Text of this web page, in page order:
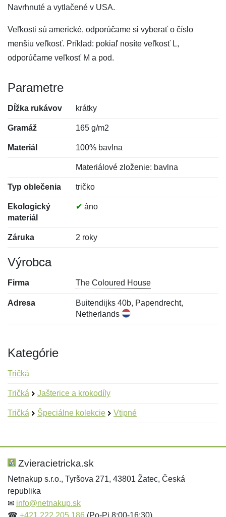
Navrhnuté a vytlačené v USA.
Veľkosti sú americké, odporúčame si vyberať o číslo
menšiu veľkosť. Príklad: pokiaľ nosíte veľkosť L,
odporúčame veľkosť M a pod.
Parametre
Dĺžka rukávov krátky
Gramáž 165 g/m2
Materiál 100% bavlna
Materiálové zloženie: bavlna
Typ oblečenia tričko
Ekologický
materiál
✔ áno
Záruka 2 roky
Výrobca
Firma The Coloured House
Adresa
Buitendijks 40b, Papendrecht,
Netherlands
Kategórie
Tričká
Tričká Jašterice a krokodíly
Tričká Špeciálne kolekcie Vtipné
Hodnotenie:
Meno:*
Meno:
E-mail:*
Zvieracietricka.sk
Netnakup s.r.o., Tyršova 271, 43801 Žatec, Česká
republika
✉ info@netnakup.sk
☎ +421 222 205 186 (Po-Pi 8:00-16:30)